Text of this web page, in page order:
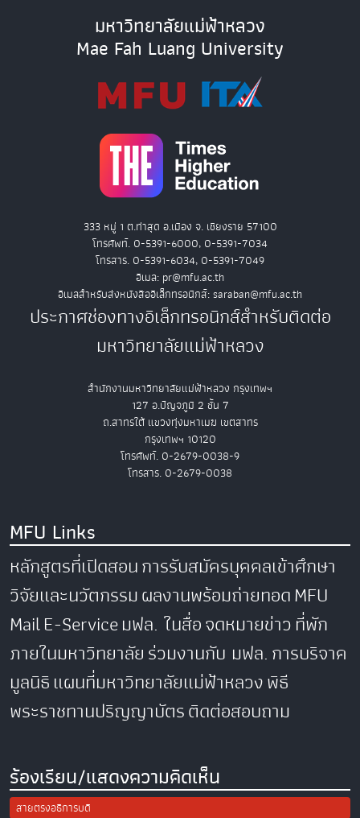
มหาวิทยาลัยแม่ฟ้าหลวง
Mae Fah Luang University
333 หมู่ 1 ต.ท่าสุด อ.เมือง จ. เชียงราย 57100
โทรศัพท์. 0-5391-6000, 0-5391-7034
โทรสาร. 0-5391-6034, 0-5391-7049
อีเมล: pr@mfu.ac.th
อีเมลสำหรับส่งหนังสืออิเล็กทรอนิกส์: saraban@mfu.ac.th
ประกาศช่องทางอิเล็กทรอนิกส์สำหรับติดต่อ
มหาวิทยาลัยแม่ฟ้าหลวง
สำนักงานมหาวิทยาลัยแม่ฟ้าหลวง กรุงเทพฯ
127 อ.ปัญจภูมิ 2 ชั้น 7
ถ.สาทรใต้ แขวงทุ่งมหาเมฆ เขตสาทร
กรุงเทพฯ 10120
โทรศัพท์. 0-2679-0038-9
โทรสาร. 0-2679-0038
MFU Links
หลักสูตรที่เปิดสอนการรับสมัครบุคคลเข้าศึกษา
วิจัยและนวัตกรรมผลงานพร้อมถ่ายทอดMFU
MailE-Serviceมฟล. ในสื่อจดหมายข่าวที่พัก
ภายในมหาวิทยาลัยร่วมงานกับ มฟล.การบริจาค
มูลนิธิแผนที่มหาวิทยาลัยแม่ฟ้าหลวงพิธี
พระราชทานปริญญาบัตรติดต่อสอบถาม
ร้องเรียน/แสดงความคิดเห็น
สายตรงอธิการบดี